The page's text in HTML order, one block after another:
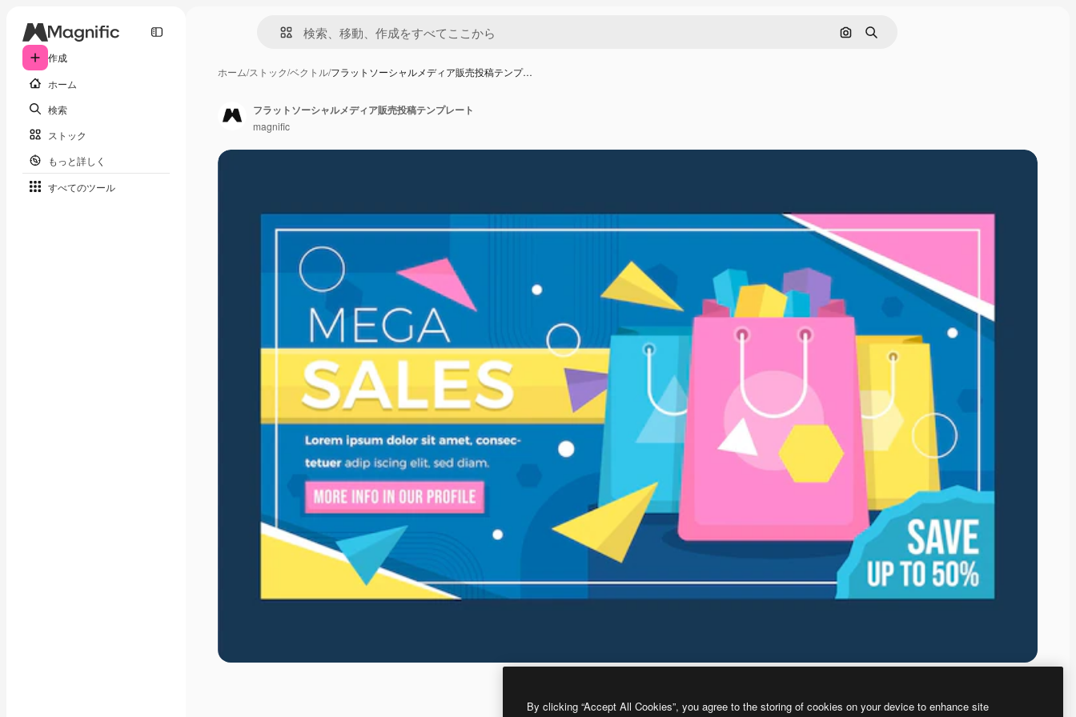
作成
ホーム
検索
ストック
もっと詳しく
すべてのツール
画像で検索
検索
ホーム/ストック/ベクトル/フラットソーシャルメディア販売投稿テンプ…
フラットソーシャルメディア販売投稿テンプレート
magnific
By clicking “Accept All Cookies”, you agree to the storing of cookies on your device to enhance site